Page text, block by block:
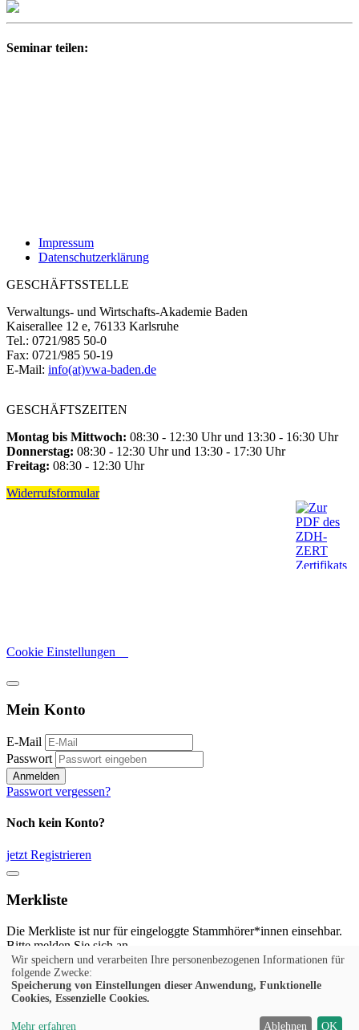
Seminar teilen:
Impressum
Datenschutzerklärung
GESCHÄFTSSTELLE
Verwaltungs- und Wirtschafts-Akademie Baden
Kaiserallee 12 e, 76133 Karlsruhe
Tel.: 0721/985 50-0
Fax: 0721/985 50-19
E-Mail: info(at)vwa-baden.de
GESCHÄFTSZEITEN
Montag bis Mittwoch: 08:30 - 12:30 Uhr und 13:30 - 16:30 Uhr
Donnerstag: 08:30 - 12:30 Uhr und 13:30 - 17:30 Uhr
Freitag: 08:30 - 12:30 Uhr
Widerrufsformular
Cookie Einstellungen
Mein Konto
E-Mail
Passwort
Anmelden
Passwort vergessen?
Noch kein Konto?
jetzt Registrieren
Merkliste
Die Merkliste ist nur für eingeloggte Stammhörer*innen einsehbar.
Bitte melden Sie sich an.
Anmelden
Noch kein Konto?
Wir speichern und verarbeiten Ihre personenbezogenen Informationen für
folgende Zwecke:
Speicherung von Einstellungen dieser Anwendung, Funktionelle
Cookies, Essenzielle Cookies.
Mehr erfahren Ablehnen OK